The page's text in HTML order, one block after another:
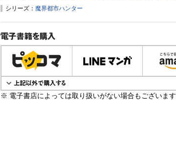
シリーズ： 魔界都市ハンター
電子書籍で購入
※ 電子書店によっては取り扱いがない場合もございます